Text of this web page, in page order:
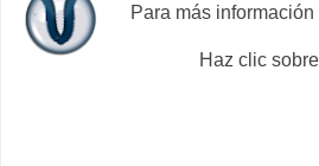
Para más
Haz clic